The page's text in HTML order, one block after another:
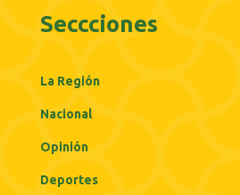
Seccciones
La Región
Nacional
Opinión
Deportes